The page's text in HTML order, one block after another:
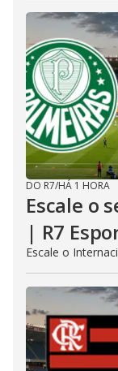
DO R7/HÁ 1 HORA
Escale o
| R7
Escale o